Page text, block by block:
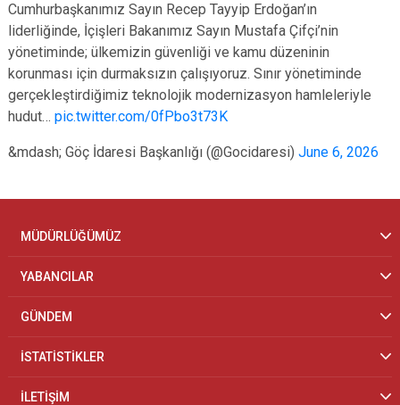
Cumhurbaşkanımız Sayın Recep Tayyip Erdoğan’ın
liderliğinde, İçişleri Bakanımız Sayın Mustafa Çifçi’nin
yönetiminde; ülkemizin güvenliği ve kamu düzeninin
korunması için durmaksızın çalışıyoruz. Sınır yönetiminde
gerçekleştirdiğimiz teknolojik modernizasyon hamleleriyle
hudut… pic.twitter.com/0fPbo3t73K
&mdash; Göç İdaresi Başkanlığı (@Gocidaresi) June 6, 2026
MÜDÜRLÜĞÜMÜZ
YABANCILAR
GÜNDEM
İSTATİSTİKLER
İLETİŞİM